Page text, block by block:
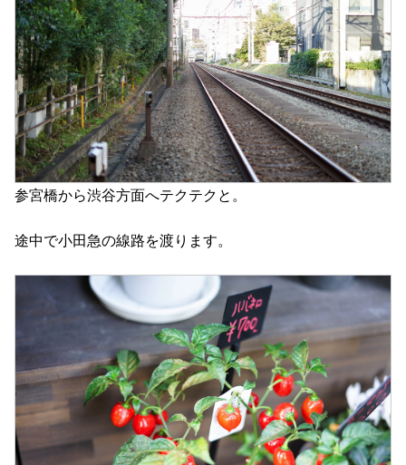
参宮橋から渋谷方面へテクテクと。
途中で小田急の線路を渡ります。